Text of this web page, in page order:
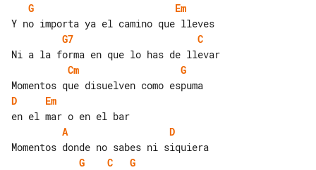
G
Em
G7
C
Cm
G
D
Em
A
D
G
C
G